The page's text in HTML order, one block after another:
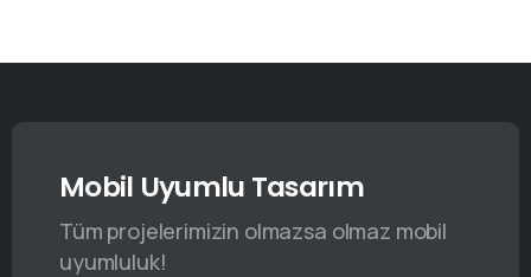
Mobil Uyumlu Tasarım
Tüm projelerimizin olmazsa olmaz mobil
uyumluluk!